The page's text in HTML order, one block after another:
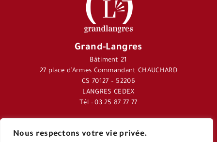
Nous respectons votre vie privée.
Grand-Langres
Bâtiment 21
27 place d’Armes Commandant CHAUCHARD
CS 70127 – 52206
LANGRES CEDEX
Tél : 03 25 87 77 77
Journal Langres&Co